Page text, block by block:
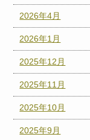
2026年4月
2026年1月
2025年12月
2025年11月
2025年10月
2025年9月